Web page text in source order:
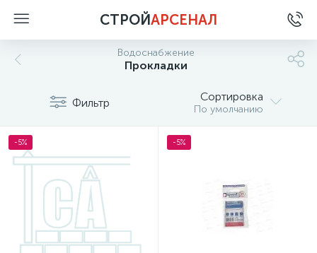
СТРОЙАРСЕНАЛ
Водоснабжение
Прокладки
Фильтр Сортировка
По умолчанию
-5% -5%